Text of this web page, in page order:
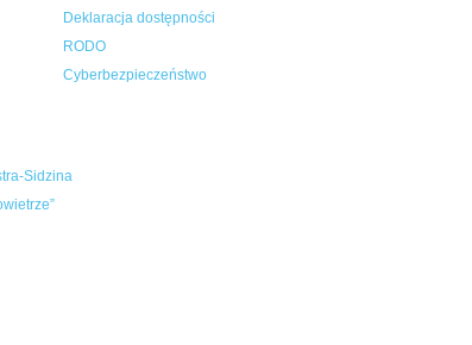
Deklaracja dostępności
RODO
Cyberbezpieczeństwo
Sidzina